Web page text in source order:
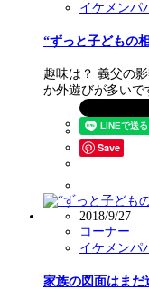
イケメンパ
“ずっと子どもの
趣味は？ 義父の
か外遊びが多い
Save
2018/9/27
コーナー
イケメンパ
家族の図面はまだ